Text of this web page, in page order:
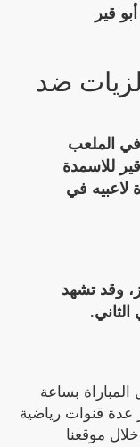
قير
ضد
في الملعب
للاسمدة
لاعبيه في
وقد تشهد
بساعة
عدة قنوات رياضية
موقعنا